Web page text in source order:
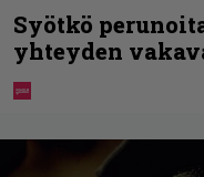
Syötkö
yhteyden